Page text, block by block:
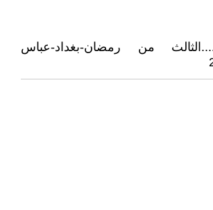
من رمضان-بغداد-عباس